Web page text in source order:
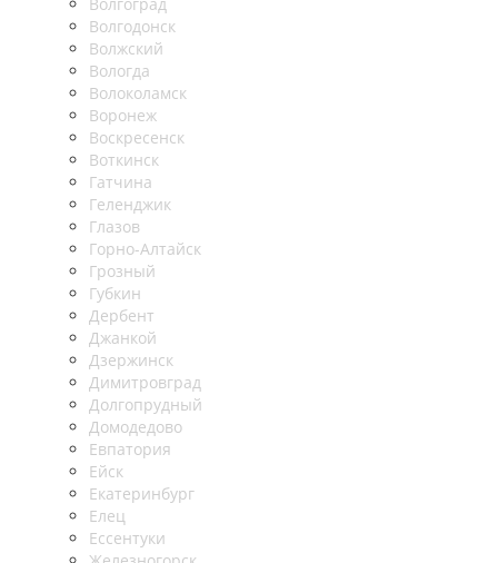
Волгодонск
Волжский
Вологда
Волоколамск
Воронеж
Воскресенск
Воткинск
Гатчина
Геленджик
Глазов
Горно-Алтайск
Грозный
Губкин
Дербент
Джанкой
Дзержинск
Димитровград
Долгопрудный
Домодедово
Евпатория
Ейск
Екатеринбург
Елец
Ессентуки